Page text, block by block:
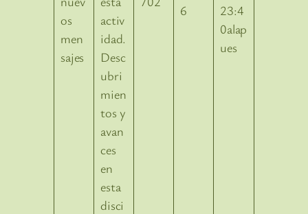
activ
idad.
Desc
ubri
mien
tos y
avan
ces
en
esta
disci
6
23:4
0alap
ues